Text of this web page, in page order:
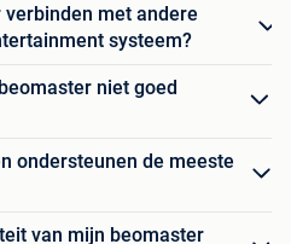
met andere
systeem?
niet goed
ondersteunen de meeste
van mijn beomaster